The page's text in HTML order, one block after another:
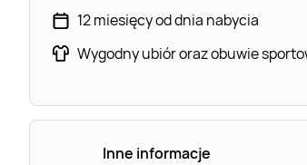
12 miesięcy od dnia nabycia
Wygodny ubiór oraz obuwie
Inne informacje